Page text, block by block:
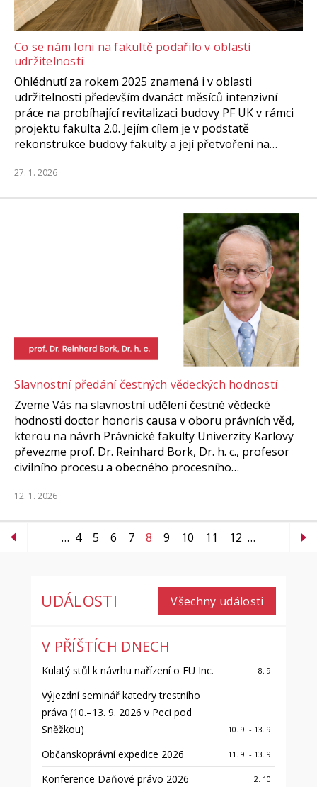
Co se nám loni na fakultě podařilo v oblasti
udržitelnosti
Ohlédnutí za rokem 2025 znamená i v oblasti
udržitelnosti především dvanáct měsíců intenzivní
práce na probíhající revitalizaci budovy PF UK v rámci
projektu fakulta 2.0. Jejím cílem je v podstatě
rekonstrukce budovy fakulty a její přetvoření na…
27. 1. 2026
Slavnostní předání čestných vědeckých hodností
Zveme Vás na slavnostní udělení čestné vědecké
hodnosti doctor honoris causa v oboru právních věd,
kterou na návrh Právnické fakulty Univerzity Karlovy
převezme prof. Dr. Reinhard Bork, Dr. h. c., profesor
civilního procesu a obecného procesního…
12. 1. 2026
… 4 5 6 7 8 9 10 11 12 …
UDÁLOSTI Všechny události
V PŘÍŠTÍCH DNECH
Kulatý stůl k návrhu nařízení o EU Inc. 8. 9.
Výjezdní seminář katedry trestního
práva (10.–13. 9. 2026 v Peci pod
Sněžkou)
10. 9. - 13. 9.
Občanskoprávní expedice 2026 11. 9. - 13. 9.
Konference Daňové právo 2026 2. 10.